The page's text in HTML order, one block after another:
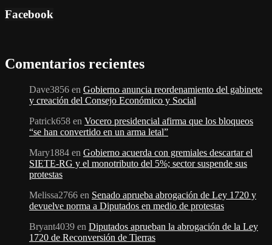
Facebook
Comentarios recientes
Dave3856 en Gobierno anuncia reordenamiento del gabinete
y creación del Consejo Económico y Social
Patrick658 en Vocero presidencial afirma que los bloqueos
“se han convertido en un arma letal”
Mary1884 en Gobierno acuerda con gremiales descartar el
SIETE-RG y el monotributo del 5%; sector suspende sus
protestas
Melissa2766 en Senado aprueba abrogación de Ley 1720 y
devuelve norma a Diputados en medio de protestas
Bryant4039 en Diputados aprueban la abrogación de la Ley
1720 de Reconversión de Tierras